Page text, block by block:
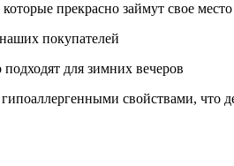
прекрасно займут свое
покупателей
для зимних вечеров
свойствами, что